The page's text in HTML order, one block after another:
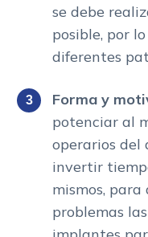
se debe
posible, por
diferentes
Forma y
potenciar al
operarios del
invertir
mismos,
problemas